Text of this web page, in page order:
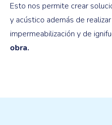
Esto nos permite crear
y acústico además de
impermeabilización y de
obra.